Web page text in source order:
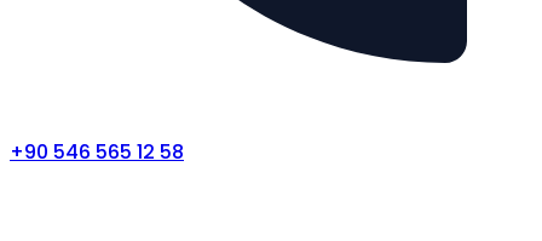
+90 546 565 12 58